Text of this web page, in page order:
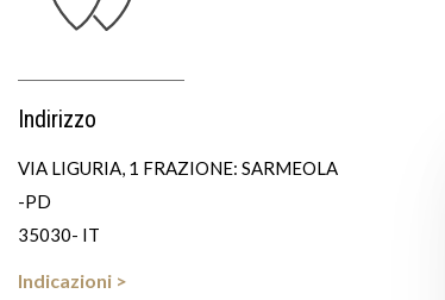
Indirizzo
VIA LIGURIA, 1 FRAZIONE: SARMEOLA
-PD
35030- IT
Indicazioni >